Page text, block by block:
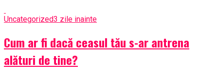
Uncategorized3 zile inainte
Cum ar fi dacă ceasul tău s-ar antrena
alături de tine?